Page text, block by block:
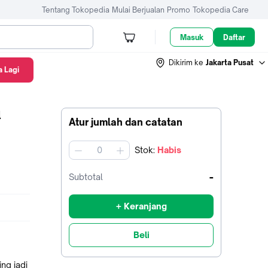
Tentang Tokopedia Mulai Berjualan Promo Tokopedia Care
Masuk Daftar
Dikirim ke Jakarta Pusat
Atur jumlah dan catatan
jumlah Stok: Habis
Subtotal -
+ Keranjang
Beli
jadi
Lagi